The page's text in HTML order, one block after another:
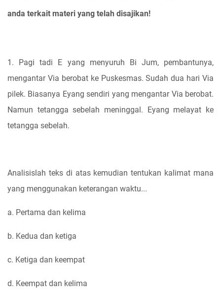
anda terkait materi yang telah disajikan!
1. Pagi tadi E yang menyuruh Bi Jum, pembantunya,
mengantar Via berobat ke Puskesmas. Sudah dua hari Via
pilek. Biasanya Eyang sendiri yang mengantar Via berobat.
Namun tetangga sebelah meninggal. Eyang melayat ke
tetangga sebelah.
Analisislah teks di atas kemudian tentukan kalimat mana
yang menggunakan keterangan waktu...
a. Pertama dan kelima
b. Kedua dan ketiga
c. Ketiga dan keempat
d. Keempat dan kelima